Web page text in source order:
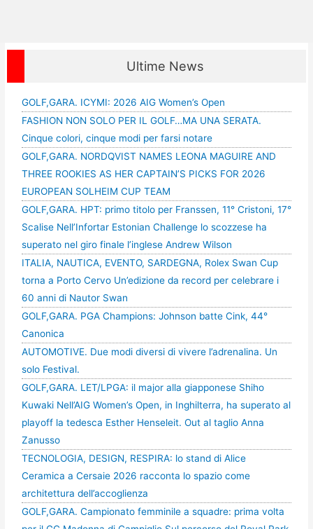
Ultime News
GOLF,GARA. ICYMI: 2026 AIG Women’s Open
FASHION NON SOLO PER IL GOLF…MA UNA SERATA.
Cinque colori, cinque modi per farsi notare
GOLF,GARA. NORDQVIST NAMES LEONA MAGUIRE AND
THREE ROOKIES AS HER CAPTAIN’S PICKS FOR 2026
EUROPEAN SOLHEIM CUP TEAM
GOLF,GARA. HPT: primo titolo per Franssen, 11° Cristoni, 17°
Scalise Nell’Infortar Estonian Challenge lo scozzese ha
superato nel giro finale l’inglese Andrew Wilson
ITALIA, NAUTICA, EVENTO, SARDEGNA, Rolex Swan Cup
torna a Porto Cervo Un’edizione da record per celebrare i
60 anni di Nautor Swan
GOLF,GARA. PGA Champions: Johnson batte Cink, 44°
Canonica
AUTOMOTIVE. Due modi diversi di vivere l’adrenalina. Un
solo Festival.
GOLF,GARA. LET/LPGA: il major alla giapponese Shiho
Kuwaki Nell’AIG Women’s Open, in Inghilterra, ha superato al
playoff la tedesca Esther Henseleit. Out al taglio Anna
Zanusso
TECNOLOGIA, DESIGN, RESPIRA: lo stand di Alice
Ceramica a Cersaie 2026 racconta lo spazio come
architettura dell’accoglienza
GOLF,GARA. Campionato femminile a squadre: prima volta